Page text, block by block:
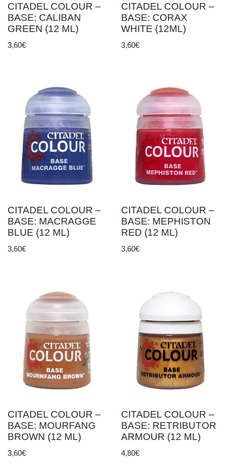
CITADEL COLOUR –
BASE: CALIBAN
GREEN (12 ML)
3,60€
CITADEL COLOUR –
BASE: CORAX
WHITE (12ML)
3,60€
CITADEL COLOUR –
BASE: MACRAGGE
BLUE (12 ML)
3,60€
CITADEL COLOUR –
BASE: MEPHISTON
RED (12 ML)
3,60€
CITADEL COLOUR –
BASE: MOURFANG
BROWN (12 ML)
3,60€
CITADEL COLOUR –
BASE: RETRIBUTOR
ARMOUR (12 ML)
4,80€